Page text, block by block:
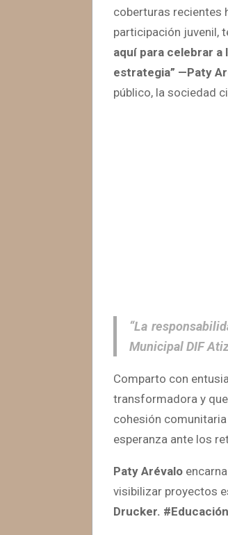
coberturas recientes
participación juvenil,
aquí para celebrar a
estrategia” —Paty
público, la sociedad
“La
Municipal DIF
Comparto con
transformadora y
cohesión
esperanza ante los
Paty Arévalo
visibilizar proyectos
Drucker.